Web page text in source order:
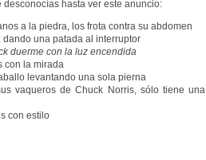
hasta ver este anuncio:
a la piedra, los frota contra su abdomen
una patada al interruptor
duerme con la luz encendida
con la mirada
levantando una sola pierna
vaqueros de Chuck Norris, sólo tiene una
con estilo